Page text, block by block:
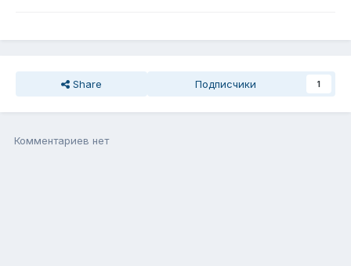
Share Подписчики 1
Комментариев нет